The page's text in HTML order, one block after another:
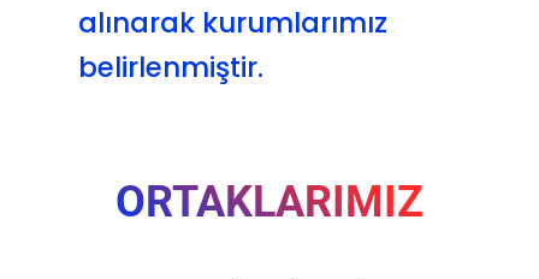
alınarak kurumlarımız
belirlenmiştir.
ORTAKLARIMIZ